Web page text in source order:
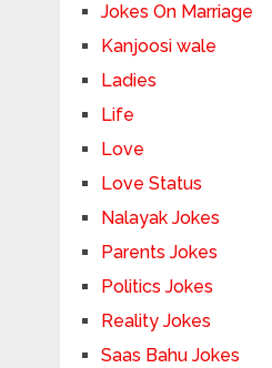
Jokes On Marriage
Kanjoosi wale
Ladies
Life
Love
Love Status
Nalayak Jokes
Parents Jokes
Politics Jokes
Reality Jokes
Saas Bahu Jokes